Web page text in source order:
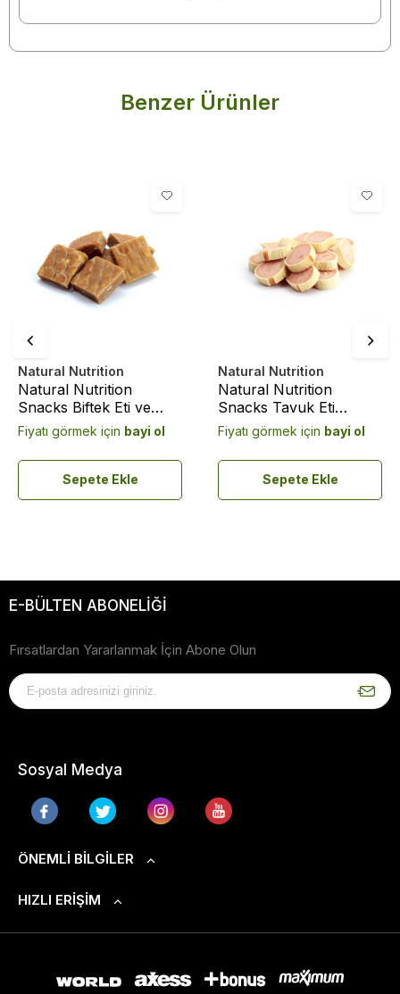
Benzer Ürünler
Natural Nutrition
Natural Nutrition
Snacks Biftek Eti ve
Muzlu Köpek Ödülü 75
Gr
Fiyatı görmek için bayi ol
Sepete Ekle
Natural Nutrition
Natural Nutrition
Snacks Tavuk Eti
Kalsiyum Kemik Köpek
Ödülü 75 Gr
Fiyatı görmek için bayi ol
Sepete Ekle
ÖNEMLI BILGILER
HIZLI ERIŞIM
E-BÜLTEN ABONELİĞİ
Fırsatlardan Yararlanmak İçin Abone Olun
Sosyal Medya